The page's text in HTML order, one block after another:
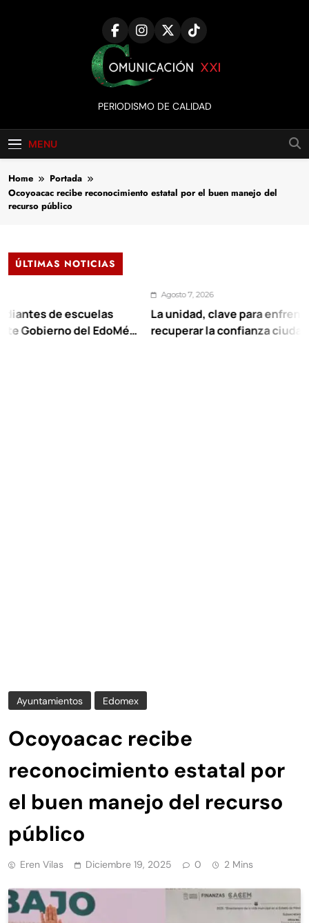
Comunicación
XXI
PERIODISMO DE CALIDAD
MENU
Home
Portada
Ocoyoacac recibe reconocimiento estatal por el buen manejo del
recurso público
ÚLTIMAS NOTICIAS
de escuelas
del EdoMéx
Agosto 7, 2026
La unidad, clave para enfrentar los
recuperar la confianza ciudadana:
Ayuntamientos Edomex
Ocoyoacac recibe
reconocimiento estatal por
el buen manejo del recurso
público
Eren Vilas Diciembre 19, 2025 0 2 Mins